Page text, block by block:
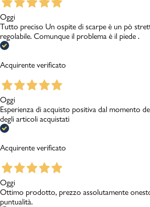
Oggi
Tutto preciso Un ospite di scarpe è un pò
regolabile. Comunque il problema è il piede .
Acquirente verificato
Oggi
Esperienza di acquisto positiva dal momento
degli articoli acquistati
Acquirente verificato
Oggi
Ottimo prodotto, prezzo assolutamente
puntualità.